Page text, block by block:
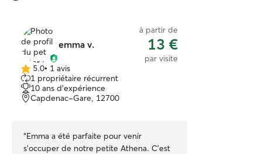
emma v.
à partir de
13 €
par visite
5.0 étoile(s)
sur
5
5.0• 1 avis
1 propriétaire récurrent
10 ans d'expérience
Capdenac-Gare, 12700
“Emma a été parfaite pour venir
s’occuper de notre petite Athena. C’est